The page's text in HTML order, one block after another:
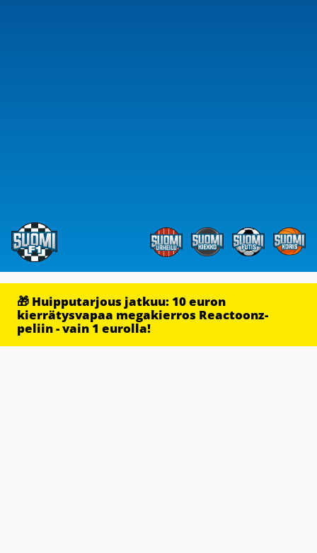
🎁 Huipputarjous jatkuu: 10 euron
kierrätysvapaa megakierros Reactoonz-
peliin - vain 1 eurolla!